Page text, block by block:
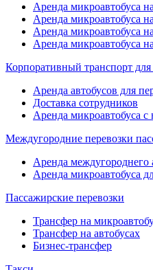
Аренда микроавтобуса
Аренда микроавтобуса
Аренда микроавтобуса
Аренда микроавтобуса
Корпоративный транспорт для
Аренда автобусов для
Доставка сотрудников
Аренда микроавтобуса с
Междугородние перевозки
Аренда междугороднего
Аренда микроавтобуса
Пассажирские перевозки
Трансфер на
Трансфер на автобусах
Бизнес-трансфер